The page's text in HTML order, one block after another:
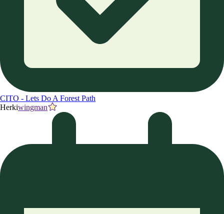
CITO - Lets Do A Forest Path
Herkiwingman